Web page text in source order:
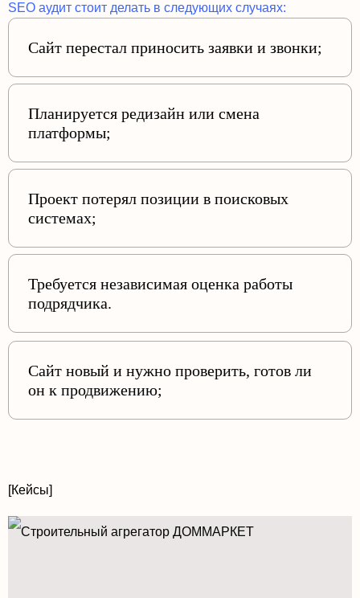
SEO аудит стоит делать в следующих случаях:
Сайт перестал приносить заявки и звонки;
Планируется редизайн или смена
платформы;
Проект потерял позиции в поисковых
системах;
Требуется независимая оценка работы
подрядчика.
Сайт новый и нужно проверить, готов ли
он к продвижению;
[Кейсы]